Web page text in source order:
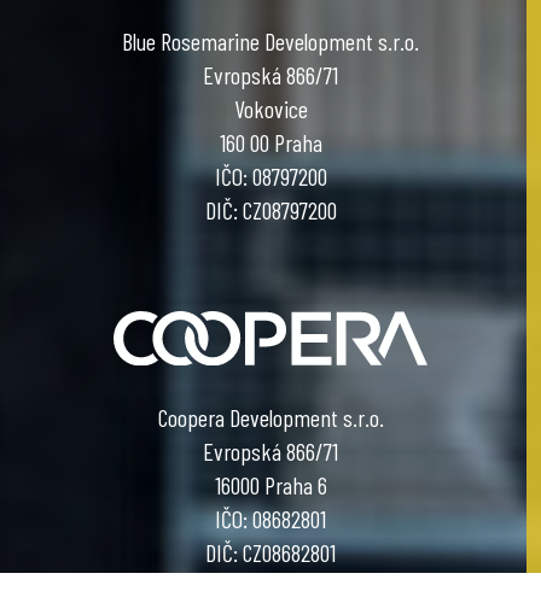
Blue Rosemarine Development s.r.o.
Evropská 866/71
Vokovice
160 00 Praha
IČO: 08797200
DIČ: CZ08797200
Coopera Development s.r.o.
Evropská 866/71
16000 Praha 6
IČO: 08682801
DIČ: CZ08682801